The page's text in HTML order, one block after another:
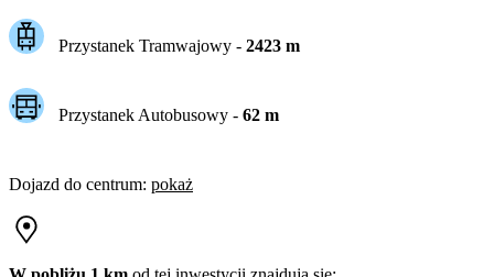
Przystanek Tramwajowy - 2423m
Przystanek Autobusowy - 62m
Dojazd do centrum: pokaż